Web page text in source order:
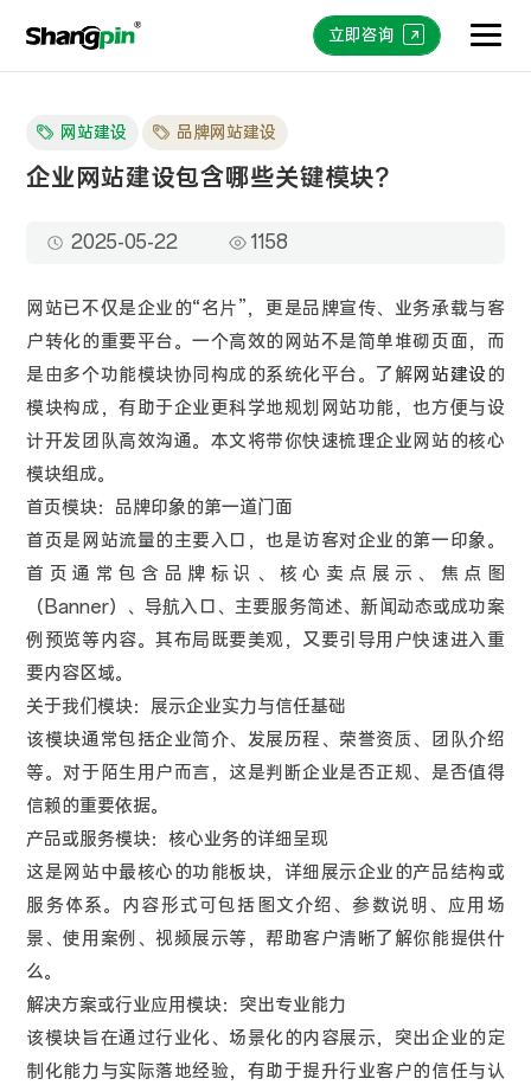
立即咨询
网站建设 品牌网站建设
企业网站建设包含哪些关键模块？
2025-05-22 1158
网站已不仅是企业的“名片”，更是品牌宣传、业务承载与客
户转化的重要平台。一个高效的网站不是简单堆砌页面，而
是由多个功能模块协同构成的系统化平台。了解网站建设的
模块构成，有助于企业更科学地规划网站功能，也方便与设
计开发团队高效沟通。本文将带你快速梳理企业网站的核心
模块组成。
首页模块：品牌印象的第一道门面
首页是网站流量的主要入口，也是访客对企业的第一印象。
首页通常包含品牌标识、核心卖点展示、焦点图
（Banner）、导航入口、主要服务简述、新闻动态或成功案
例预览等内容。其布局既要美观，又要引导用户快速进入重
要内容区域。
关于我们模块：展示企业实力与信任基础
该模块通常包括企业简介、发展历程、荣誉资质、团队介绍
等。对于陌生用户而言，这是判断企业是否正规、是否值得
信赖的重要依据。
产品或服务模块：核心业务的详细呈现
这是网站中最核心的功能板块，详细展示企业的产品结构或
服务体系。内容形式可包括图文介绍、参数说明、应用场
景、使用案例、视频展示等，帮助客户清晰了解你能提供什
么。
解决方案或行业应用模块：突出专业能力
该模块旨在通过行业化、场景化的内容展示，突出企业的定
制化能力与实际落地经验，有助于提升行业客户的信任与认